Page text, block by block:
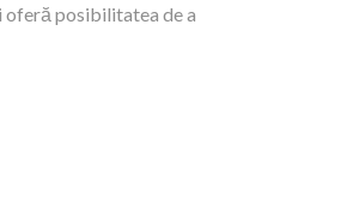
oferă posibilitatea de a